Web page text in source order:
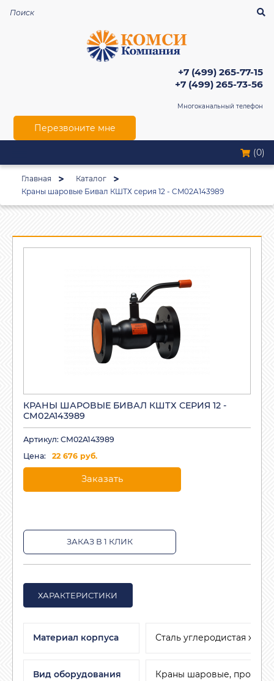
+7 (499) 265-77-15
+7 (499) 265-73-56
Многоканальный телефон
Перезвоните мне
(0)
Главная
Каталог
Краны шаровые Бивал КШТХ серия 12 - CM02A143989
КРАНЫ ШАРОВЫЕ БИВАЛ КШТХ СЕРИЯ 12 -
CM02A143989
Артикул: CM02A143989
Цена:
22 676 руб.
Заказать
ЗАКАЗ В 1 КЛИК
ХАРАКТЕРИСТИКИ
Материал корпуса Сталь углеродистая
Вид оборудования Краны шаровые,